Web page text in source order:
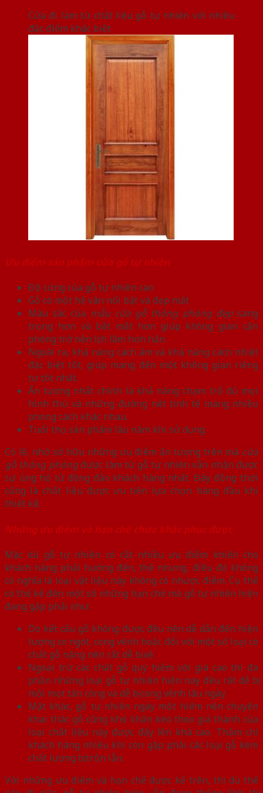
Cửa đi làm từ chất liệu gỗ tự nhiên với nhiều
đặc điểm khác biệt
Ưu điểm sản phẩm cửa gỗ tự nhiên
Độ cứng của gỗ tự nhiên cao
Gỗ có một hệ vân nổi bật và đẹp mắt
Màu sắc của mẫu cửa gỗ thông phòng đẹpsang
trọng hơn và bắt mắt hơn giúp không gian căn
phòng trở nên lịch lãm hơn hẳn.
Ngoài ra, khả năng cách âm và khả năng cách nhiệt
đặc biệt tốt, giúp mang đến một không gian riêng
tư tốt nhất.
Ấn tượng nhất chính là khả năng chạm trổ đủ mọi
hình thù và những đường nét tinh tế mang nhiều
phong cách khác nhau.
Tuổi thọ sản phẩm lâu năm khi sử dụng.
Có lẽ, nhờ sở hữu những ưu điểm ấn tượng trên mà cửa
gỗ thông phòngđược làm từ gỗ tự nhiên vẫn nhận được
sự ủng hộ từ đông đảo khách hàng nhất. Đây đồng thời
cũng là chất liệu được ưu tiên lựa chọn hàng đầu khi
thiết kế.
Những ưu điểm và hạn chế chưa khắc phục được
Mặc dù gỗ tự nhiên có rất nhiều ưu điểm khiến cho
khách hàng phải hướng đến, thế nhưng, điều đó không
có nghĩa là loại vật liệu này không có nhược điểm. Cụ thể
có thể kể đến một số những hạn chế mà gỗ tự nhiên hiện
đang gặp phải như:
Do kết cấu gỗ không được đều nên dễ dẫn đến hiện
tượng co ngót, cong vênh hoặc đối với một số loại có
chất gỗ nặng nên rất dễ bị xệ.
Ngoại trừ các chất gỗ quý hiếm với giá cao thì đa
phần những loại gỗ tự nhiên hiện nay đều rất dễ bị
mối mọt tấn công và dễ bị cong vênh lâu ngày.
Mặt khác, gỗ tự nhiên ngày một hiếm nên chuyện
khai thác gỗ cũng khó khăn kéo theo giá thành của
loại chất liệu này được đẩy lên khá cao. Thậm chí
khách hàng nhiều khi còn gặp phải các loại gỗ kém
chất lượng bị trộn lẫn.
Với những ưu điểm và hạn chế được kể trên, thì dù thế